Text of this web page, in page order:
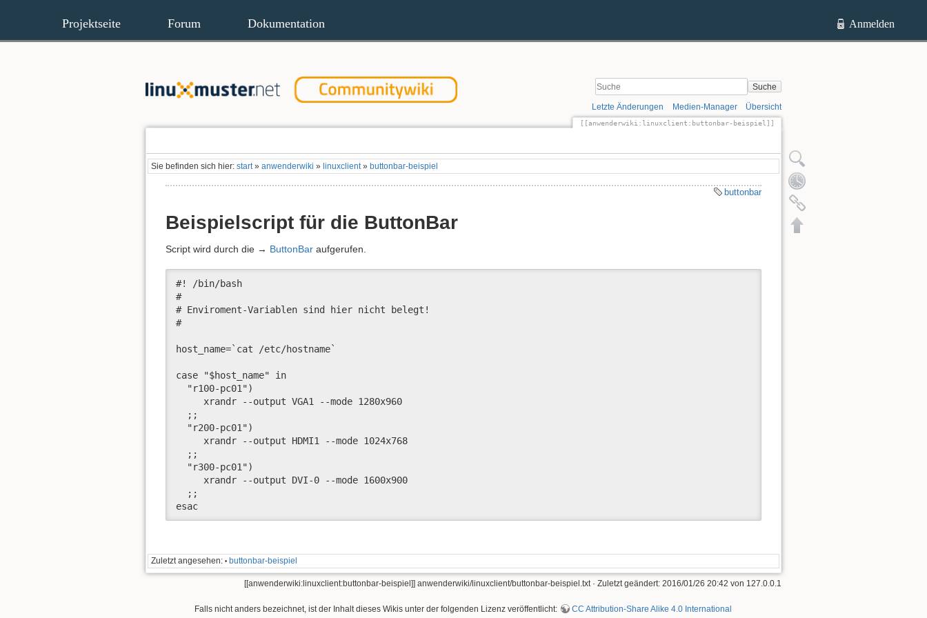
Projektseite Forum Dokumentation Anmelden
Suche
Letzte Änderungen Medien-Manager Übersicht
[[anwenderwiki:linuxclient:buttonbar-beispiel]]
Sie befinden sich hier:start »anwenderwiki »linuxclient »buttonbar-beispiel
buttonbar
Beispielscript für die ButtonBar
Script wird durch die → ButtonBar aufgerufen.
#! /bin/bash
#
# Enviroment-Variablen sind hier nicht belegt!
#
host_name=`cat /etc/hostname`
case "$host_name" in
  "r100-pc01")
     xrandr --output VGA1 --mode 1280x960
  ;;
  "r200-pc01")
     xrandr --output HDMI1 --mode 1024x768
  ;;
  "r300-pc01")
     xrandr --output DVI-0 --mode 1600x900
  ;;
esac
Zuletzt angesehen: • buttonbar-beispiel
[[anwenderwiki:linuxclient:buttonbar-beispiel]] anwenderwiki/linuxclient/buttonbar-beispiel.txt· Zuletzt geändert: 2016/01/26 20:42 von 127.0.0.1
Quelltext anzeigen
Ältere Versionen
Links hierher
Nach oben
Falls nicht anders bezeichnet, ist der Inhalt dieses Wikis unter der folgenden Lizenz veröffentlicht: CC Attribution-Share Alike 4.0 International